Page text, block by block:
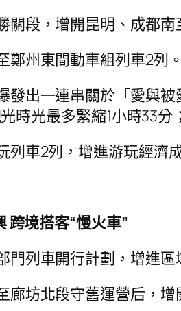
關段，增開昆明、成都南
鄭州東間動車組列車2列。
發出一連串關於「愛與
時光最多緊縮1小時33分；
列車2列，增進游玩經濟
跨境搭客“慢火車”
門列車開行計劃，增進區
廊坊北段守舊運營后，